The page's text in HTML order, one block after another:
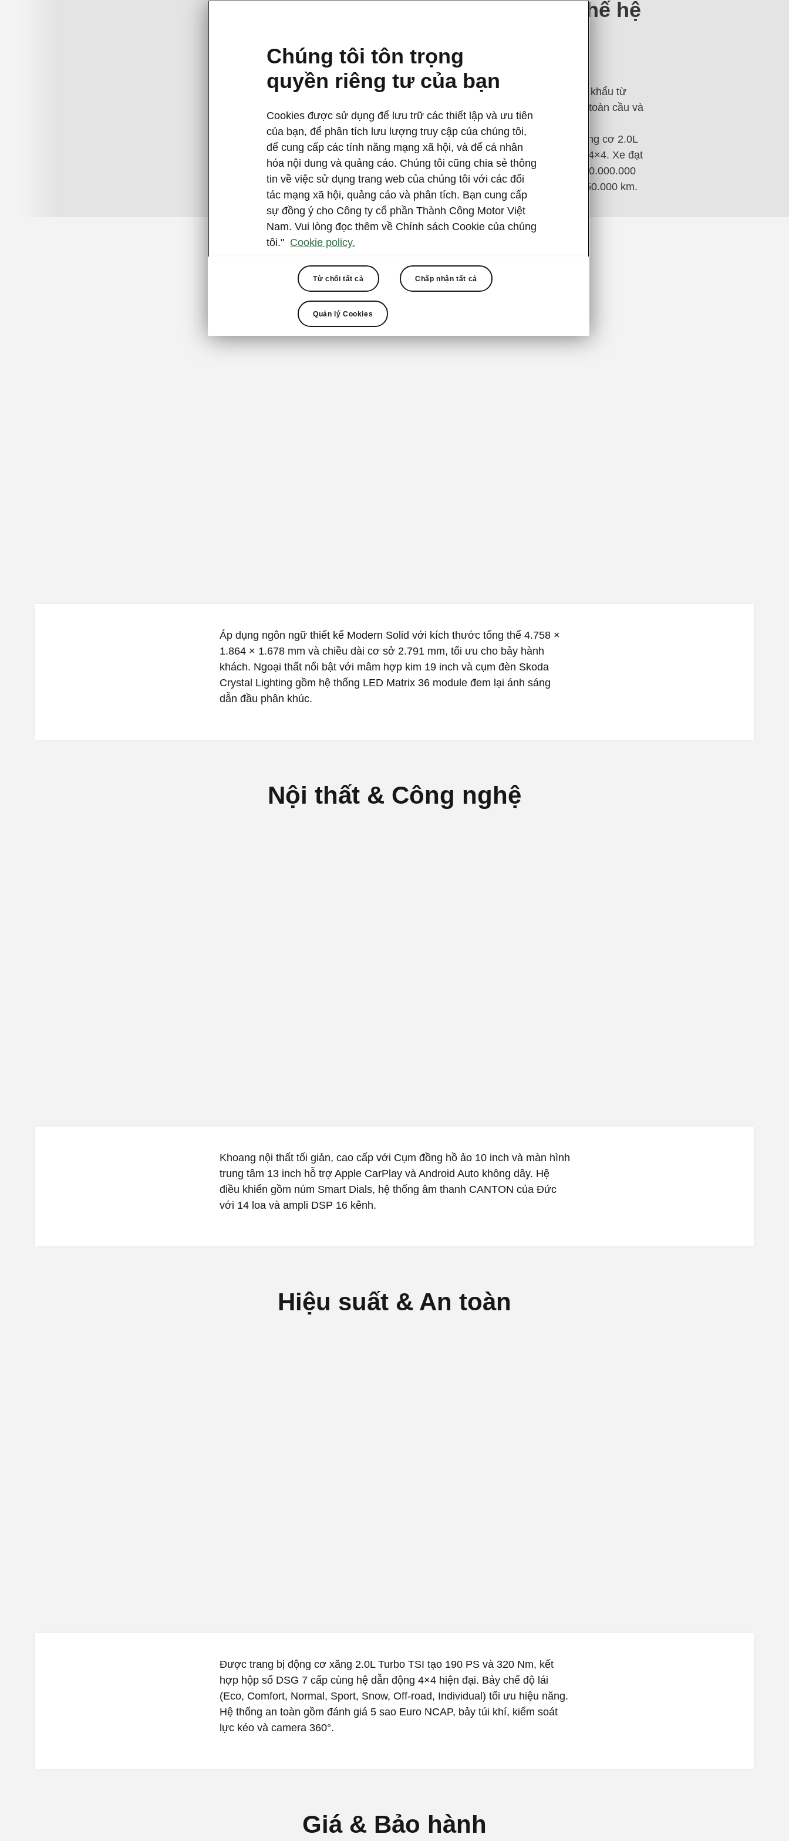
Škoda Việt Nam ra mắt Kodiaq thế hệ
2025-02-25T05:05:32+00:00
Škoda Việt Nam giới thiệu Kodiaq Thế hệ mới ngày 25/2/2025, nhập khẩu từ
châu Âu. Mẫu mới kế thừa thế hệ đầu tiên từng bán gần 900.000 xe toàn cầu và
đoạt hơn 40 giải thưởng quốc tế.
Có hai phiên bản Premium và Sportline, Kodiaq Thế hệ mới dùng động cơ 2.0L
Turbo TSI (190 PS, 320 Nm) đi kèm hộp số DSG 7 cấp và dẫn động 4×4. Xe đạt
5 sao Euro NCAP. Giá bán lẻ 1.450.000.000 VND (Premium) và 1.480.000.000
VND (Sportline), khách hàng đặt sớm được bảo hành 5 năm hoặc 150.000 km.
Thiết kế & Công nghệ
Áp dụng ngôn ngữ thiết kế Modern Solid với kích thước tổng thể 4.758 ×
1.864 × 1.678 mm và chiều dài cơ sở 2.791 mm, tối ưu cho bảy hành
khách. Ngoại thất nổi bật với mâm hợp kim 19 inch và cụm đèn Skoda
Crystal Lighting gồm hệ thống LED Matrix 36 module đem lại ánh sáng
dẫn đầu phân khúc.
Nội thất & Công nghệ
Khoang nội thất tối giản, cao cấp với Cụm đồng hồ ảo 10 inch và màn hình
trung tâm 13 inch hỗ trợ Apple CarPlay và Android Auto không dây. Hệ
điều khiển gồm núm Smart Dials, hệ thống âm thanh CANTON của Đức
với 14 loa và ampli DSP 16 kênh.
Hiệu suất & An toàn
Được trang bị động cơ xăng 2.0L Turbo TSI tạo 190 PS và 320 Nm, kết
hợp hộp số DSG 7 cấp cùng hệ dẫn động 4×4 hiện đại. Bảy chế độ lái
(Eco, Comfort, Normal, Sport, Snow, Off-road, Individual) tối ưu hiệu năng.
Hệ thống an toàn gồm đánh giá 5 sao Euro NCAP, bảy túi khí, kiểm soát
lực kéo và camera 360°.
Giá & Bảo hành
Chúng tôi tôn trọng
quyền riêng tư của bạn
Cookies được sử dụng để lưu trữ các thiết lập và ưu tiên
của bạn, để phân tích lưu lượng truy cập của chúng tôi,
để cung cấp các tính năng mạng xã hội, và để cá nhân
hóa nội dung và quảng cáo. Chúng tôi cũng chia sẻ thông
tin về việc sử dụng trang web của chúng tôi với các đối
tác mạng xã hội, quảng cáo và phân tích. Bạn cung cấp
sự đồng ý cho Công ty cổ phần Thành Công Motor Việt
Nam. Vui lòng đọc thêm về Chính sách Cookie của chúng
tôi." Cookie policy.
Từ chối tất cả Chấp nhận tất cả
Quản lý Cookies